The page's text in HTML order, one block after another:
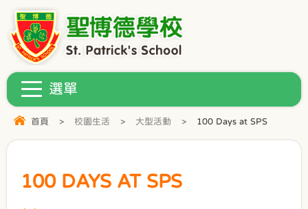
首頁 > 校園生活 > 大型活動 > 100 Days at SPS
100 DAYS AT SPS